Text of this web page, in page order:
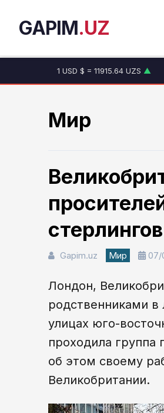
GAPIM.UZ
1 USD $ = 11915.64 UZS ▲
Мир
стерлингов
Gapim.uz Мир 07/
Лондон,
родственниками в
улицах юго-
проходила группа
об этом своему
Великобритании.